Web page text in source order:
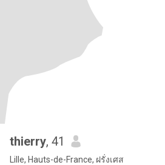
thierry, 41
Lille, Hauts-de-France, ฝรั่งเศส